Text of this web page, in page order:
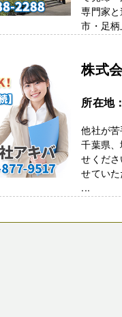
専門家
市・足
株式
所在地
他社が
千葉県
せくだ
せてい
...